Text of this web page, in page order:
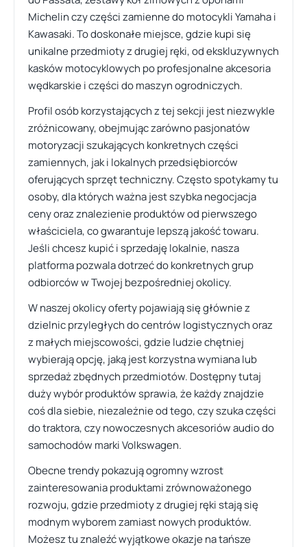
Michelin czy części zamienne do motocykli Yamaha i
Kawasaki. To doskonałe miejsce, gdzie kupi się
unikalne przedmioty z drugiej ręki, od ekskluzywnych
kasków motocyklowych po profesjonalne akcesoria
wędkarskie i części do maszyn ogrodniczych.
Profil osób korzystających z tej sekcji jest niezwykle
zróżnicowany, obejmując zarówno pasjonatów
motoryzacji szukających konkretnych części
zamiennych, jak i lokalnych przedsiębiorców
oferujących sprzęt techniczny. Często spotykamy tu
osoby, dla których ważna jest szybka negocjacja
ceny oraz znalezienie produktów od pierwszego
właściciela, co gwarantuje lepszą jakość towaru.
Jeśli chcesz kupić i sprzedaję lokalnie, nasza
platforma pozwala dotrzeć do konkretnych grup
odbiorców w Twojej bezpośredniej okolicy.
W naszej okolicy oferty pojawiają się głównie z
dzielnic przyległych do centrów logistycznych oraz
z małych miejscowości, gdzie ludzie chętniej
wybierają opcję, jaką jest korzystna wymiana lub
sprzedaż zbędnych przedmiotów. Dostępny tutaj
duży wybór produktów sprawia, że każdy znajdzie
coś dla siebie, niezależnie od tego, czy szuka części
do traktora, czy nowoczesnych akcesoriów audio do
samochodów marki Volkswagen.
Obecne trendy pokazują ogromny wzrost
zainteresowania produktami zrównoważonego
rozwoju, gdzie przedmioty z drugiej ręki stają się
modnym wyborem zamiast nowych produktów.
Możesz tu znaleźć wyjątkowe okazje na tańsze